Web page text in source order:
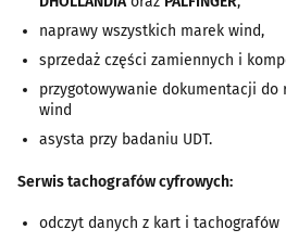
naprawy wszystkich marek wind,
sprzedaż części zamiennych i
przygotowywanie dokumentacji do
wind
asysta przy badaniu UDT.
Serwis tachografów cyfrowych:
odczyt danych z kart i tachografów